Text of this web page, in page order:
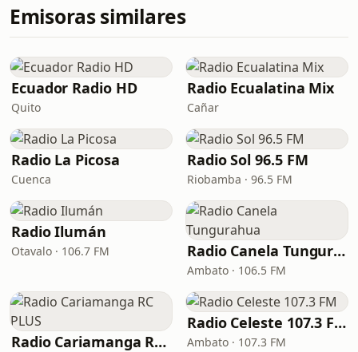
Emisoras similares
Ecuador Radio HD
Quito
Radio Ecualatina Mix
Cañar
Radio La Picosa
Cuenca
Radio Sol 96.5 FM
Riobamba · 96.5 FM
Radio Ilumán
Otavalo · 106.7 FM Radio Canela Tungurahua
Ambato · 106.5 FM
Radio Cariamanga RC PLUS
Radio Celeste 107.3 FM
Ambato · 107.3 FM